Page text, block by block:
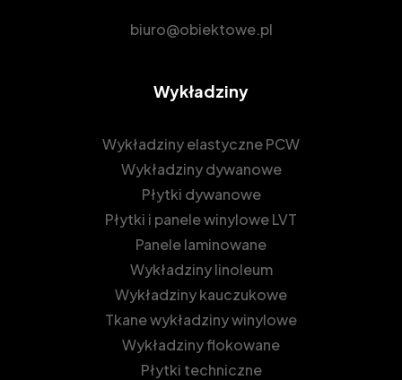
biuro@obiektowe.pl
Wykładziny
Wykładziny elastyczne PCW
Wykładziny dywanowe
Płytki dywanowe
Płytki i panele winylowe LVT
Panele laminowane
Wykładziny linoleum
Wykładziny kauczukowe
Tkane wykładziny winylowe
Wykładziny flokowane
Płytki techniczne